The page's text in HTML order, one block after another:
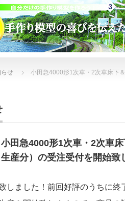
らせ 小田急4000形1次車・2次車床下
小田急4000形1次車・2次車
生産分）の受注受付を開始致
しました！前回好評のうちに